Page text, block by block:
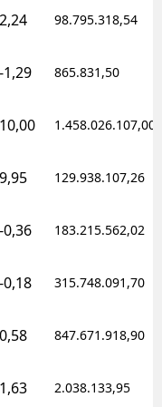
2,24 98.795.318,54
-1,29 865.831,50
10,00 1.458.026.107,00
9,95 129.938.107,26
-0,36 183.215.562,02
-0,18 315.748.091,70
0,58 847.671.918,90
1,63 2.038.133,95